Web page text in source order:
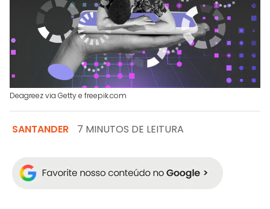
Deagreez via Getty e freepik.com
SANTANDER 7 MINUTOS DE LEITURA